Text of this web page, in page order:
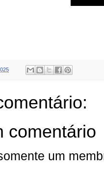
comentário
um